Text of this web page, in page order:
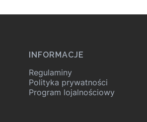
INFORMACJE
Regulaminy
Polityka prywatności
Program lojalnościowy